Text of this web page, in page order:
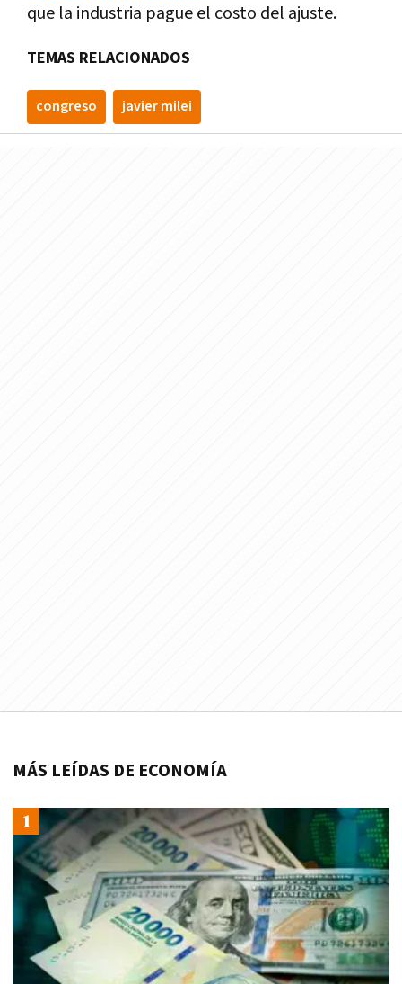
que la industria pague el costo del ajuste.
TEMAS RELACIONADOS
congreso javier milei
MÁS LEÍDAS DE ECONOMÍA